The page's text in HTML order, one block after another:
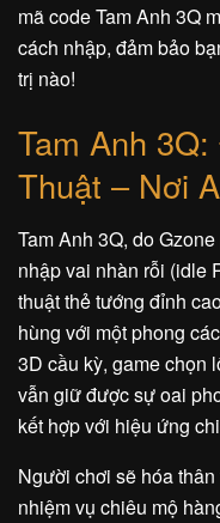
mã code Tam Anh 3Q
cách nhập, đảm bảo
trị nào!
Tam Anh
Thuật – Nơi
Tam Anh 3Q, do
nhập vai nhàn rỗi (idle
thuật thẻ tướng đỉnh
hùng với một phong
3D cầu kỳ, game chọn
vẫn giữ được sự oai
kết hợp với hiệu ứng
Người chơi sẽ hóa
nhiệm vụ chiêu mộ